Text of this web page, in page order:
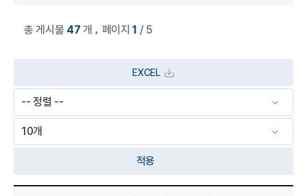
총 게시물 47 개 페이지1 / 5
EXCEL
적용
상세정보 관리 목록